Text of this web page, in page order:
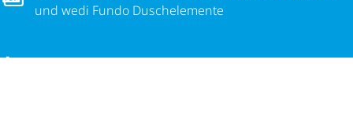
und wedi Fundo Duschelemente